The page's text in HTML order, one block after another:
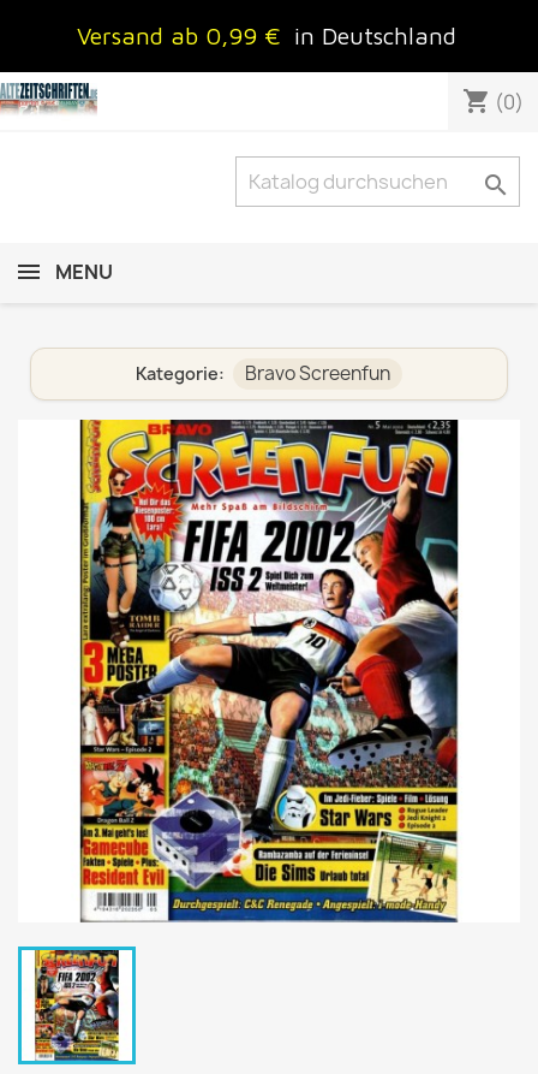
Versand ab 0,99 € in Deutschland
shopping_cart (0)

MENU
Kategorie: Bravo Screenfun